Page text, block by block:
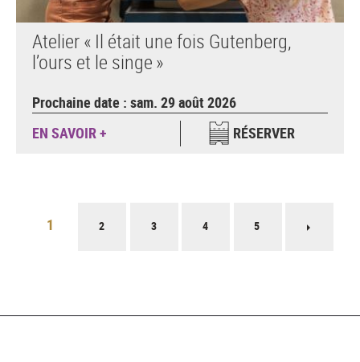
Atelier « Il était une fois Gutenberg,
l’ours et le singe »
Prochaine date : sam. 29 août 2026
EN SAVOIR +
RÉSERVER
1 2 3 4 5